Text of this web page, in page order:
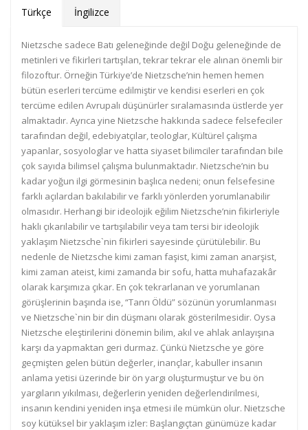
Türkçe İngilizce
Nietzsche sadece Batı geleneğinde değil Doğu geleneğinde de
metinleri ve fikirleri tartışılan, tekrar tekrar ele alınan önemli bir
filozoftur. Örneğin Türkiye’de Nietzsche’nin hemen hemen
bütün eserleri tercüme edilmiştir ve kendisi eserleri en çok
tercüme edilen Avrupalı düşünürler sıralamasında üstlerde yer
almaktadır. Ayrıca yine Nietzsche hakkında sadece felsefeciler
tarafından değil, edebiyatçılar, teologlar, Kültürel çalışma
yapanlar, sosyologlar ve hatta siyaset bilimciler tarafından bile
çok sayıda bilimsel çalışma bulunmaktadır. Nietzsche’nin bu
kadar yoğun ilgi görmesinin başlıca nedeni; onun felsefesine
farklı açılardan bakılabilir ve farklı yönlerden yorumlanabilir
olmasıdır. Herhangi bir ideolojik eğilim Nietzsche’nin fikirleriyle
haklı çıkarılabilir ve tartışılabilir veya tam tersi bir ideolojik
yaklaşım Nietzsche`nin fikirleri sayesinde çürütülebilir. Bu
nedenle de Nietzsche kimi zaman faşist, kimi zaman anarşist,
kimi zaman ateist, kimi zamanda bir sofu, hatta muhafazakâr
olarak karşımıza çıkar. En çok tekrarlanan ve yorumlanan
görüşlerinin başında ise, “Tanrı Öldü” sözünün yorumlanması
ve Nietzsche`nin bir din düşmanı olarak gösterilmesidir. Oysa
Nietzsche eleştirilerini dönemin bilim, akıl ve ahlak anlayışına
karşı da yapmaktan geri durmaz. Çünkü Nietzsche ye göre
geçmişten gelen bütün değerler, inançlar, kabuller insanın
anlama yetisi üzerinde bir ön yargı oluşturmuştur ve bu ön
yargıların yıkılması, değerlerin yeniden değerlendirilmesi,
insanın kendini yeniden inşa etmesi ile mümkün olur. Nietzsche
soy kütüksel bir yaklaşım izler: Başlangıçtan günümüze kadar